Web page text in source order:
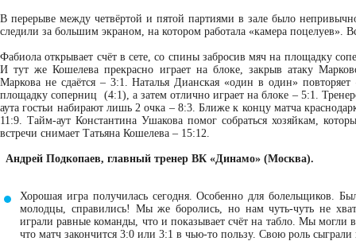
В перерыве между четвёртой и пятой партиями в зале было
следили за большим экраном, на котором работала «камера
Фабиола открывает счёт в сете, со спины забросив мяч на площадку
И тут же Кошелева прекрасно играет на блоке, закрыв атаку
Маркова не сдаётся – 3:1. Наталья Дианская «один в один»
площадку соперниц (4:1), а затем отлично играет на блоке – 5:1.
аута гостьи набирают лишь 2 очка – 8:3. Ближе к концу матча
11:9. Тайм-аут Константина Ушакова помог собраться хозяйкам,
встречи снимает Татьяна Кошелева – 15:12.
Андрей Подкопаев, главный тренер ВК «Динамо» (Москва).
Хорошая игра получилась сегодня. Особенно для болельщиков.
молодцы, справились! Мы же боролись, но нам чуть-чуть не
играли равные команды, что и показывает счёт на табло. Мы
что матч закончится 3:0 или 3:1 в чью-то пользу. Свою роль